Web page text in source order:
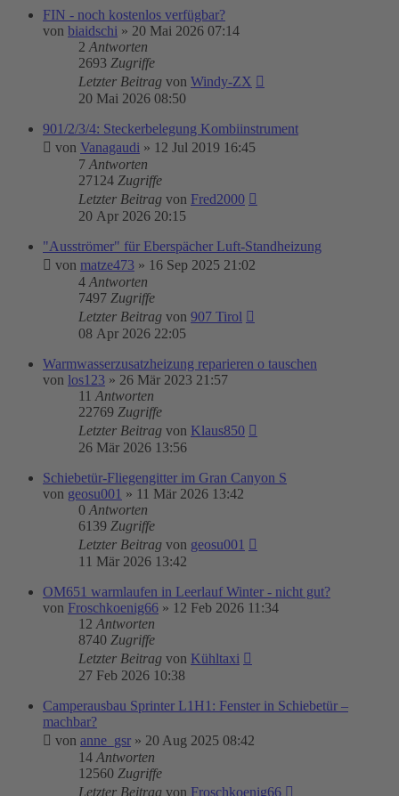
FIN - noch kostenlos verfügbar?
von biaidschi » 20 Mai 2026 07:14
2 Antworten
2693 Zugriffe
Letzter Beitrag von Windy-ZX
20 Mai 2026 08:50
901/2/3/4: Steckerbelegung Kombiinstrument
von Vanagaudi » 12 Jul 2019 16:45
7 Antworten
27124 Zugriffe
Letzter Beitrag von Fred2000
20 Apr 2026 20:15
"Ausströmer" für Eberspächer Luft-Standheizung
von matze473 » 16 Sep 2025 21:02
4 Antworten
7497 Zugriffe
Letzter Beitrag von 907 Tirol
08 Apr 2026 22:05
Warmwasserzusatzheizung reparieren o tauschen
von los123 » 26 Mär 2023 21:57
11 Antworten
22769 Zugriffe
Letzter Beitrag von Klaus850
26 Mär 2026 13:56
Schiebetür-Fliegengitter im Gran Canyon S
von geosu001 » 11 Mär 2026 13:42
0 Antworten
6139 Zugriffe
Letzter Beitrag von geosu001
11 Mär 2026 13:42
OM651 warmlaufen in Leerlauf Winter - nicht gut?
von Froschkoenig66 » 12 Feb 2026 11:34
12 Antworten
8740 Zugriffe
Letzter Beitrag von Kühltaxi
27 Feb 2026 10:38
Camperausbau Sprinter L1H1: Fenster in Schiebetür –
machbar?
von anne_gsr » 20 Aug 2025 08:42
14 Antworten
12560 Zugriffe
Letzter Beitrag von Froschkoenig66